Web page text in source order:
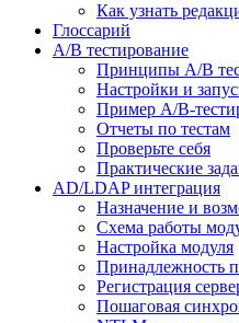
Как узнать
Глоссарий
A/B тестирование
Принципы A/B
Настройки и
Пример A/B-
Отчеты по тестам
Проверьте себя
Практические
AD/LDAP интеграция
Назначение и
Схема работы
Настройка модуля
Принадлежность
Регистрация
Пошаговая